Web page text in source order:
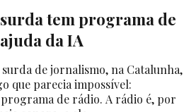
tem programa de
da IA
de jornalismo, na Catalunha,
que parecia impossível:
de rádio. A rádio é, por